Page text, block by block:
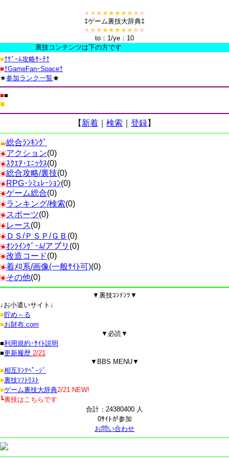
★ ★★★★★★★★★
‡ゲーム裏技大辞典‡
★ ★★★★★★★★★
to：1/ye：10
裏技コンテンツは下の方です
■†ｹﾞｰﾑ攻略ｻｰﾁ†
■†GameFanｰSpace†
★参加ランク一覧★
■■
■
【 新着 検索 登録】
総合ﾗﾝｷﾝｸﾞ
アクション(0)
ｽｸｴｱ･ｴﾆｯｸｽ(0)
総合攻略/裏技(0)
RPG･ｼﾐｭﾚｰｼｮﾝ(0)
ゲーム総合(0)
ランキング/検索(0)
スポーツ(0)
レース(0)
ＤＳ/ＰＳＰ/ＧＢ (0)
ｵﾝﾗｲﾝｹﾞｰﾑ/アプリ (0)
改造コード(0)
着ﾒﾛ系/画像(一般ｻｲﾄ可)(0)
その他(0)
▼裏技ｺﾝﾃﾝﾂ▼
↓お小遣いサイト↓
■貯め～る
■お財布.com
▼必読▼
■利用規約･ｻｲﾄ説明
■更新履歴 2/21
▼BBS MENU▼
■相互ﾘﾝｸﾍﾟｰｼﾞ
■裏技ｿﾌﾄﾘｽﾄ
■ゲーム裏技大辞典2/21 NEW!
┗裏技はこちらです
合計：24380400 人
0ｻｲﾄが参加
お問い合わせ